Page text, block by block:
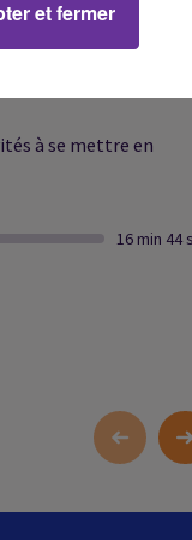
à se mettre en
16 min 44
et fermer